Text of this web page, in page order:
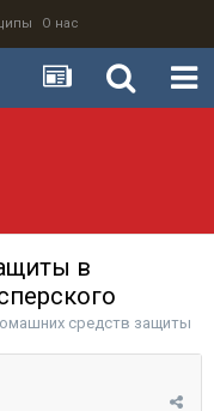
О нас
в
средств защиты